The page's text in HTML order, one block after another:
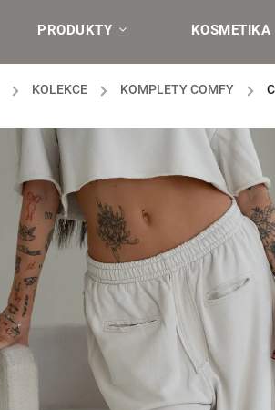
PRODUKTY KOSMETIKA
/ KOLEKCE / KOMPLETY COMFY /